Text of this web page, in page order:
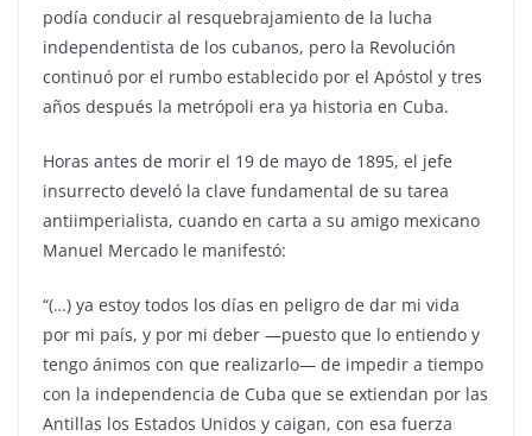
podía conducir al resquebrajamiento de la lucha
independentista de los cubanos, pero la Revolución
continuó por el rumbo establecido por el Apóstol y tres
años después la metrópoli era ya historia en Cuba.
Horas antes de morir el 19 de mayo de 1895, el jefe
insurrecto develó la clave fundamental de su tarea
antiimperialista, cuando en carta a su amigo mexicano
Manuel Mercado le manifestó:
“(…) ya estoy todos los días en peligro de dar mi vida
por mi país, y por mi deber —puesto que lo entiendo y
tengo ánimos con que realizarlo— de impedir a tiempo
con la independencia de Cuba que se extiendan por las
Antillas los Estados Unidos y caigan, con esa fuerza